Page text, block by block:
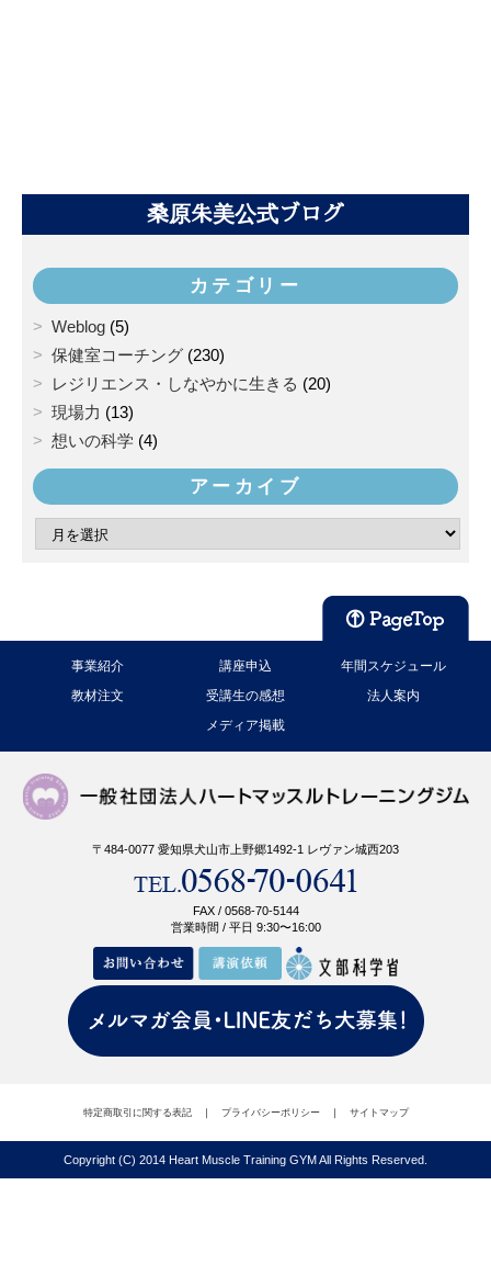
桑原朱美公式ブログ
カテゴリー
Weblog(5)
保健室コーチング(230)
レジリエンス・しなやかに生きる (20)
現場力 (13)
想いの科学 (4)
アーカイブ
事業紹介 講座申込
年間スケジュール
教材注文
受講生の感想
法人案内
メディア掲載
〒484-0077 愛知県犬山市上野郷1492-1 レヴァン城西203
FAX / 0568-70-5144
営業時間 / 平日 9:30〜16:00
特定商取引に関する表記 ｜ プライバシーポリシー｜ サイトマップ
Copyright (C) 2014 Heart Muscle Training GYM All Rights Reserved.